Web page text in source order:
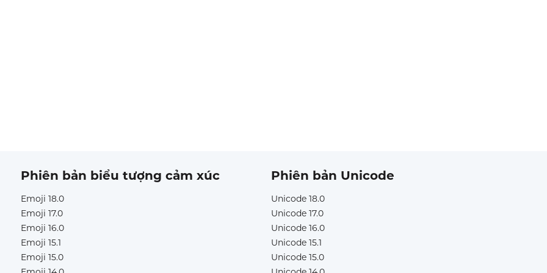
Phiên bản biểu tượng cảm xúc
Emoji 18.0
Emoji 17.0
Emoji 16.0
Emoji 15.1
Emoji 15.0
Phiên bản Unicode
Unicode 18.0
Unicode 17.0
Unicode 16.0
Unicode 15.1
Unicode 15.0